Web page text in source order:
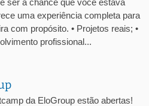
ser a chance que você estava
uma experiência completa para
com propósito. • Projetos reais; •
profissional...
da EloGroup estão abertas!